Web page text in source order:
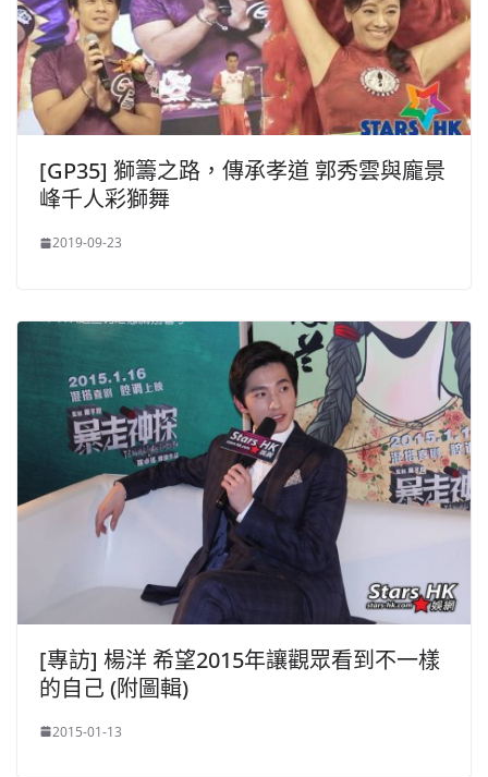
[GP35] 獅籌之路，傳承孝道 郭秀雲與龐景
峰千人彩獅舞
2019-09-23
[專訪] 楊洋 希望2015年讓觀眾看到不一樣
的自己 (附圖輯)
2015-01-13